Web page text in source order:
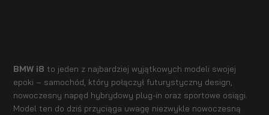
BMW i8 to jeden z najbardziej wyjątkowych modeli swojej
epoki – samochód, który połączył futurystyczny design,
nowoczesny napęd hybrydowy plug-in oraz sportowe osiągi.
Model ten do dziś przyciąga uwagę niezwykle nowoczesną